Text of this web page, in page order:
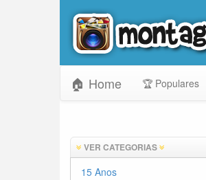
🏠 Home 🏆 Populares
VER CATEGORIAS
15 Anos